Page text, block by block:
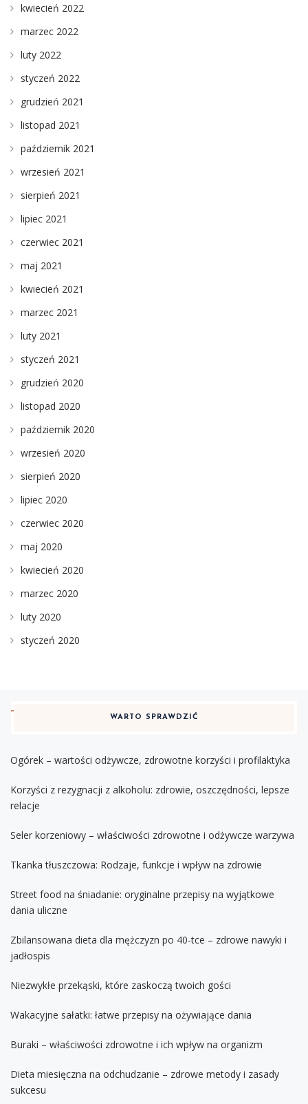
kwiecień 2022
marzec 2022
luty 2022
styczeń 2022
grudzień 2021
listopad 2021
październik 2021
wrzesień 2021
sierpień 2021
lipiec 2021
czerwiec 2021
maj 2021
kwiecień 2021
marzec 2021
luty 2021
styczeń 2021
grudzień 2020
listopad 2020
październik 2020
wrzesień 2020
sierpień 2020
lipiec 2020
czerwiec 2020
maj 2020
kwiecień 2020
marzec 2020
luty 2020
styczeń 2020
WARTO SPRAWDZIĆ
Ogórek – wartości odżywcze, zdrowotne korzyści i profilaktyka
Korzyści z rezygnacji z alkoholu: zdrowie, oszczędności, lepsze
relacje
Seler korzeniowy – właściwości zdrowotne i odżywcze warzywa
Tkanka tłuszczowa: Rodzaje, funkcje i wpływ na zdrowie
Street food na śniadanie: oryginalne przepisy na wyjątkowe
dania uliczne
Zbilansowana dieta dla mężczyzn po 40-tce – zdrowe nawyki i
jadłospis
Niezwykłe przekąski, które zaskoczą twoich gości
Wakacyjne sałatki: łatwe przepisy na ożywiające dania
Buraki – właściwości zdrowotne i ich wpływ na organizm
Dieta miesięczna na odchudzanie – zdrowe metody i zasady
sukcesu